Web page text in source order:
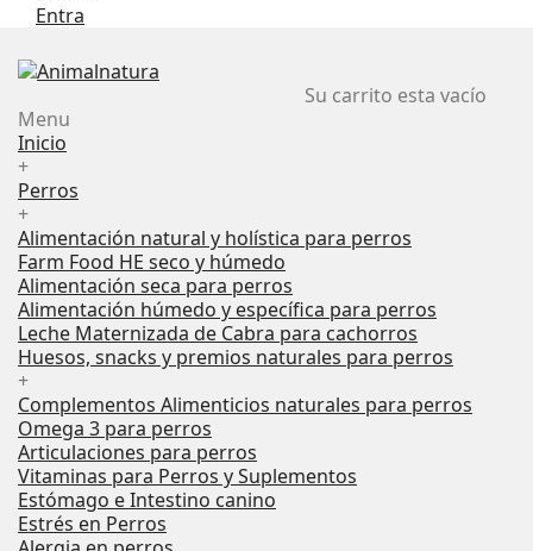
Entra
Su carrito esta vacío
Menu
Inicio
+
Perros
+
Alimentación natural y holística para perros
Farm Food HE seco y húmedo
Alimentación seca para perros
Alimentación húmedo y específica para perros
Leche Maternizada de Cabra para cachorros
Huesos, snacks y premios naturales para perros
+
Complementos Alimenticios naturales para perros
Omega 3 para perros
Articulaciones para perros
Vitaminas para Perros y Suplementos
Estómago e Intestino canino
Estrés en Perros